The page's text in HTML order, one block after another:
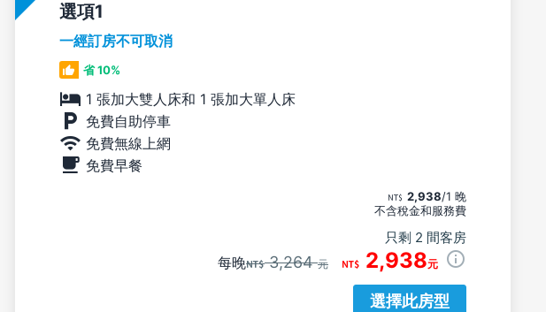
選項
一經訂房不可取消
省 10%
1 張加大雙人床和 1 張加大單人床
免費自助停車
免費無線上網
免費早餐
2,938/1 晚
不含稅金和服務費
只剩 2 間客房
每晚 3,264元 2,938元
選擇此房型